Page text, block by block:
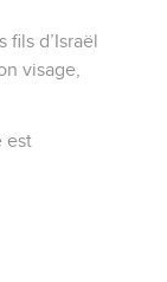
d’Israël
visage,
est